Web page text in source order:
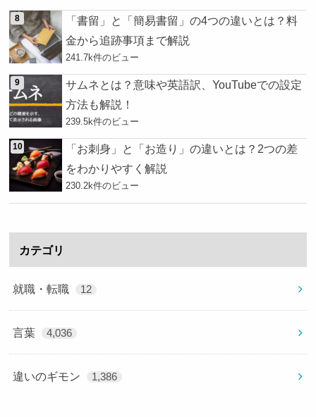
「書留」と「簡易書留」の4つの違いとは？料
金から追跡事項まで解説
241.7k件のビュー
サムネとは？意味や英語訳、YouTubeでの設定
方法も解説！
239.5k件のビュー
「お刺身」と「お造り」の違いとは？2つの差
をわかりやすく解説
230.2k件のビュー
カテゴリ
就職・転職 12
言葉 4,036
違いのギモン 1,386